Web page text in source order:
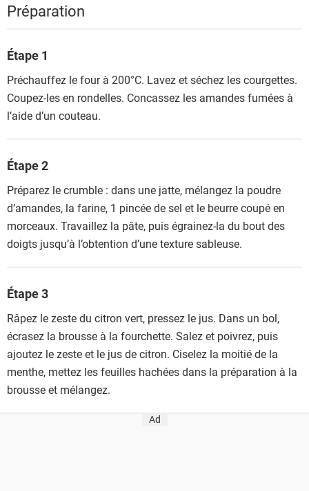
Préparation
Étape 1
Préchauffez le four à 200°C. Lavez et séchez les courgettes.
Coupez-les en rondelles. Concassez les amandes fumées à
l’aide d’un couteau.
Étape 2
Préparez le crumble : dans une jatte, mélangez la poudre
d’amandes, la farine, 1 pincée de sel et le beurre coupé en
morceaux. Travaillez la pâte, puis égrainez-la du bout des
doigts jusqu’à l’obtention d’une texture sableuse.
Étape 3
Râpez le zeste du citron vert, pressez le jus. Dans un bol,
écrasez la brousse à la fourchette. Salez et poivrez, puis
ajoutez le zeste et le jus de citron. Ciselez la moitié de la
menthe, mettez les feuilles hachées dans la préparation à la
brousse et mélangez.
Ad